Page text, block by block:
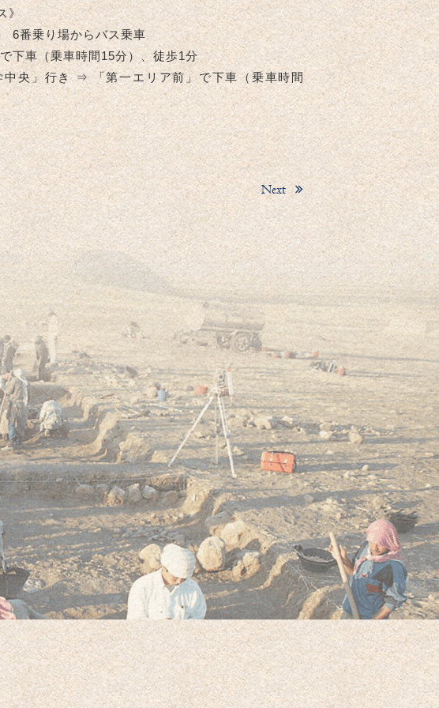
》
6番乗り場からバス乗車
下車（乗車時間15分）、徒歩1分
央」行き ⇒ 「第一エリア前」で下車（乗車時間15
Next